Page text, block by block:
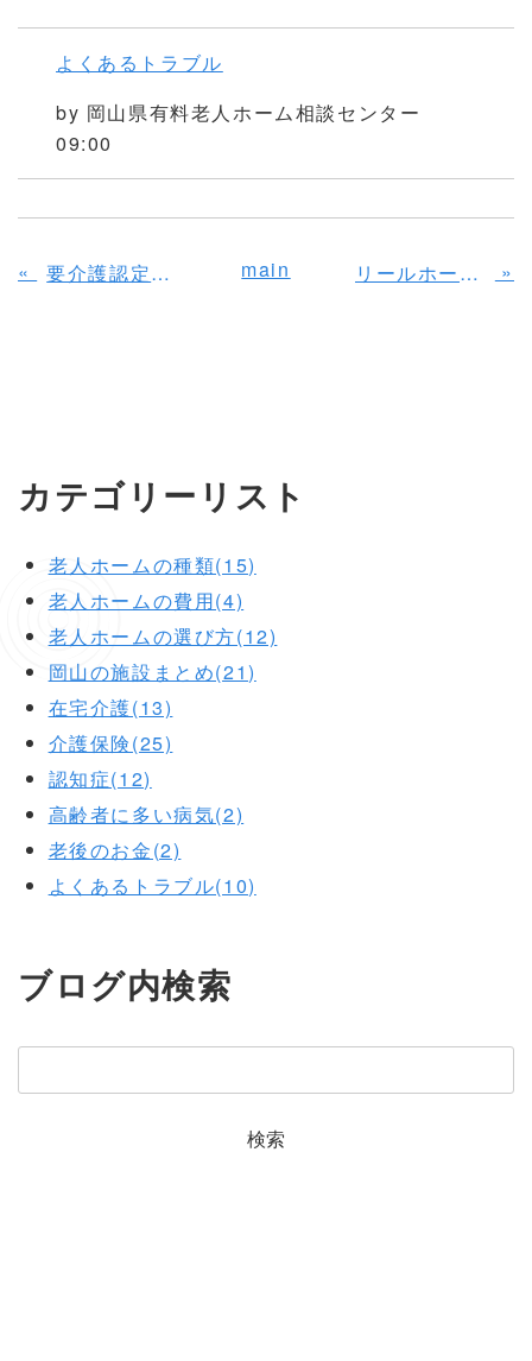
よくあるトラブル
by 岡山県有料老人ホーム相談センター
09:00
« 要介護認定の結果に納得できないときはどうすればいい？ main リールホーム東岡山の訪問レポート！実際の居室や浴室、食事メニューを写真付きでご紹介 »
カテゴリーリスト
老人ホームの種類(15)
老人ホームの費用(4)
老人ホームの選び方(12)
岡山の施設まとめ(21)
在宅介護(13)
介護保険(25)
認知症(12)
高齢者に多い病気(2)
老後のお金(2)
よくあるトラブル(10)
ブログ内検索